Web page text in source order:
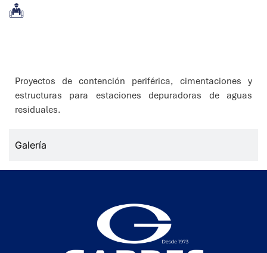
Galería
Proyectos de contención periférica, cimentaciones y
estructuras para estaciones depuradoras de aguas
residuales.